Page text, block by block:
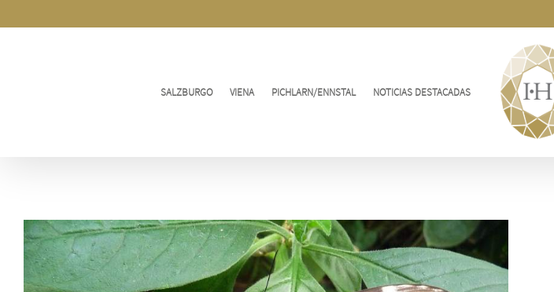
al
SALZBURGO VIENA PICHLARN/ENNSTAL NOTICIAS DESTACADAS